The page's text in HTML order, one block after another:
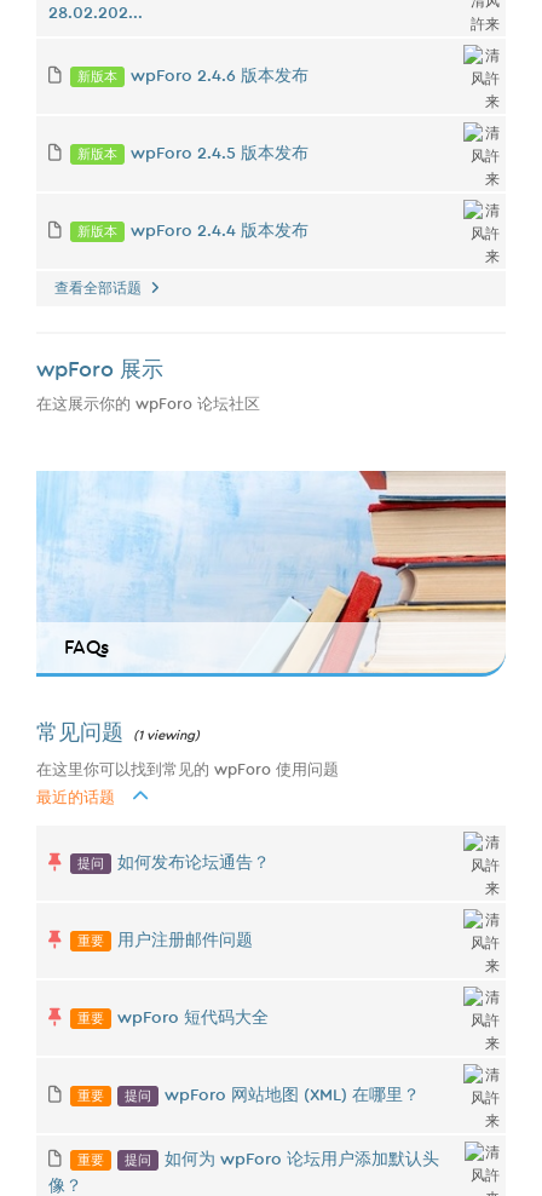
28.02.202...
新版本 wpForo 2.4.6 版本发布
新版本 wpForo 2.4.5 版本发布
新版本 wpForo 2.4.4 版本发布
查看全部话题
wpForo 展示
在这展示你的 wpForo 论坛社区
FAQs
常见问题 (1 viewing)
在这里你可以找到常见的 wpForo 使用问题
最近的话题
提问 如何发布论坛通告？
重要 用户注册邮件问题
重要 wpForo 短代码大全
重要 提问 wpForo 网站地图 (XML) 在哪里？
重要 提问
如何为 wpForo 论坛用户添加默认头
像？